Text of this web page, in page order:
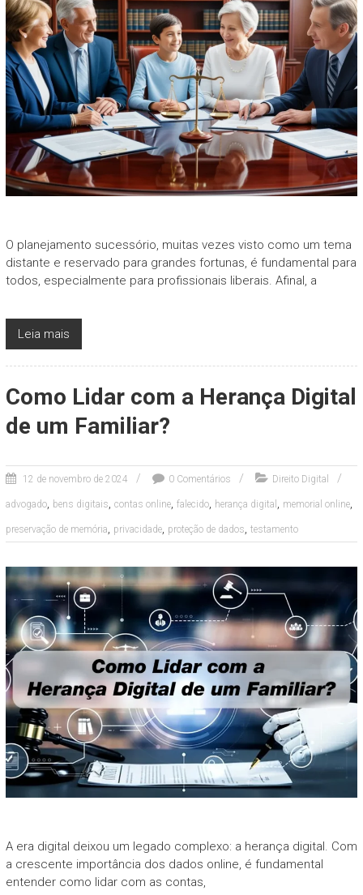
O planejamento sucessório, muitas vezes visto como um tema
distante e reservado para grandes fortunas, é fundamental para
todos, especialmente para profissionais liberais. Afinal, a
Leia mais
Como Lidar com a Herança Digital
de um Familiar?
12 de novembro de 2024 0 Comentários Direito Digital
advogado, bens digitais, contas online, falecido, herança digital , memorial online,
preservação de memória, privacidade, proteção de dados, testamento
A era digital deixou um legado complexo: a herança digital. Com
a crescente importância dos dados online, é fundamental
entender como lidar com as contas,